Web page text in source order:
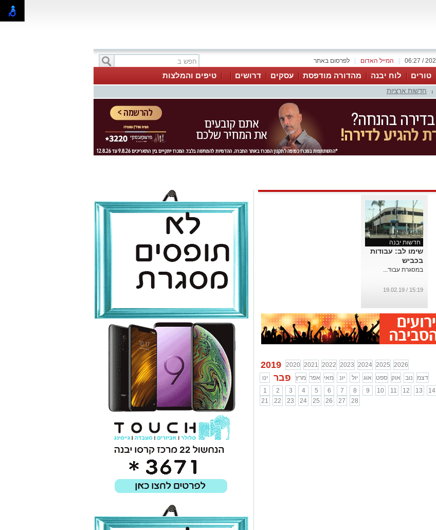
לפרסום באתר המייל האדום
טורים לוח יבנה מהדורה מודפסת עסקים דרושים טיפים והמלצות
חדשות ארציות
חדשות יבנה
שימו לב: עבודות
בכביש
במסגרת עבוד...
15:19 / 19.02.19
2019 2020 2021 2022 2023 2024 2025 2026
ינו
פבר מרץ אפר מאי יונ יול אוג ספט אוק נוב
דצמ
1
2 3 4 5 6 7 8 9 10 11 12 13 14
21
22 23 24 25 26 27 28